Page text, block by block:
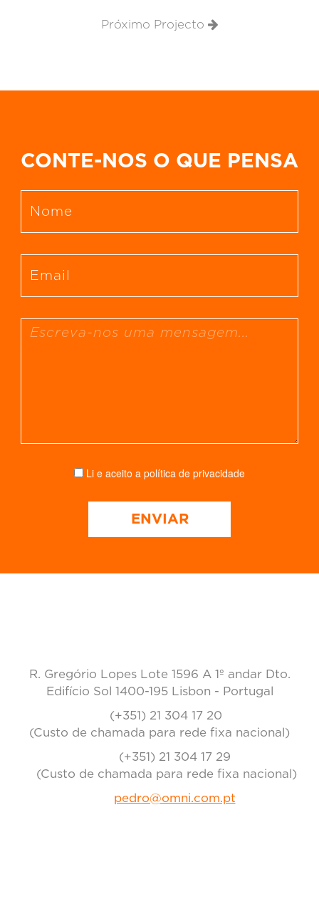
Próximo Projecto
CONTE-NOS O QUE PENSA
Li e aceito a política de privacidade
ENVIAR
R. Gregório Lopes Lote 1596 A 1º andar Dto.
Edifício Sol 1400-195 Lisbon - Portugal
(+351) 21 304 17 20
(Custo de chamada para rede fixa nacional)
(+351) 21 304 17 29
(Custo de chamada para rede fixa nacional)
pedro@omni.com.pt